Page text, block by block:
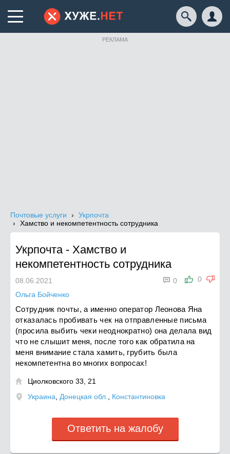
РЕКЛАМА
Почтовые услуги
Укрпочта
Хамство и некомпетентность сотрудника
Укрпочта- Хамство и
некомпетентность сотрудника
0
 0
08.06.2021
Ольга Бойченко
Сотрудник почты, а именно оператор Леонова Яна
отказалась пробивать чек на отправленные письма
(просила выбить чеки неоднократно) она делала вид
что не слышит меня, после того как обратила на
меня внимание стала хамить, грубить была
некомпетентна во многих вопросах!

Циолковского 33, 21
Украина
Донецкая обл. Константиновка
Ответить на жалобу